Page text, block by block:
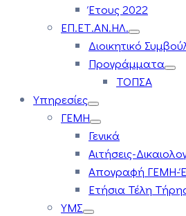
Έτους 2022
ΕΠ.ΕΤ.ΑΝ.ΗΛ.
Διοικητικό
Προγράμματα
ΤΟΠΣΑ
Υπηρεσίες
ΓΕΜΗ
Γενικά
Αιτήσεις-
Απογραφή ΓΕΜΗ-
Ετήσια Τέλη
ΥΜΣ